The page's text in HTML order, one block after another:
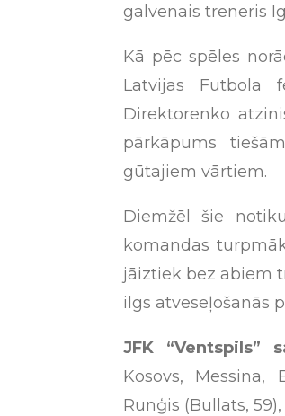
galvenais treneris
Kā pēc spēles
Latvijas Futbola
Direktorenko
pārkāpums
gūtajiem vārtiem.
Diemžēl šie
komandas
jāiztiek bez abiem
ilgs atveseļošanās
JFK “Ventspils”
Kosovs, Messina,
Runģis (Bullats,